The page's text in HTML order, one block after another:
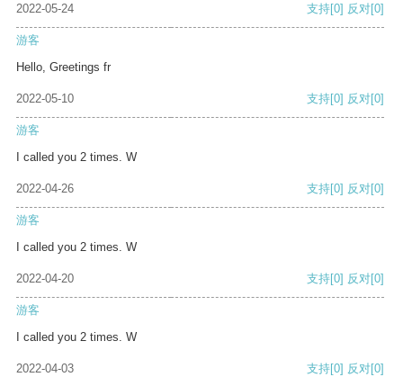
2022-05-24 支持[0] 反对[0]
游客
Hello, Greetings fr
2022-05-10 支持[0] 反对[0]
游客
I called you 2 times. W
2022-04-26 支持[0] 反对[0]
游客
I called you 2 times. W
2022-04-20 支持[0] 反对[0]
游客
I called you 2 times. W
2022-04-03 支持[0] 反对[0]